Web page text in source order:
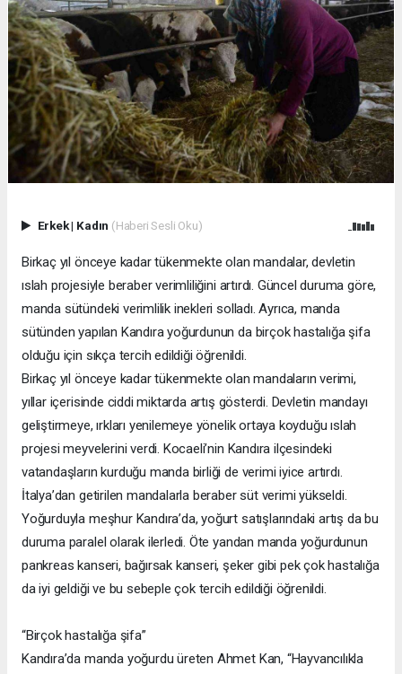
Erkek| Kadın (Haberi Sesli Oku)
Birkaç yıl önceye kadar tükenmekte olan mandalar, devletin
ıslah projesiyle beraber verimliliğini artırdı. Güncel duruma göre,
manda sütündeki verimlilik inekleri solladı. Ayrıca, manda
sütünden yapılan Kandıra yoğurdunun da birçok hastalığa şifa
olduğu için sıkça tercih edildiği öğrenildi.
Birkaç yıl önceye kadar tükenmekte olan mandaların verimi,
yıllar içerisinde ciddi miktarda artış gösterdi. Devletin mandayı
geliştirmeye, ırkları yenilemeye yönelik ortaya koyduğu ıslah
projesi meyvelerini verdi. Kocaeli’nin Kandıra ilçesindeki
vatandaşların kurduğu manda birliği de verimi iyice artırdı.
İtalya’dan getirilen mandalarla beraber süt verimi yükseldi.
Yoğurduyla meşhur Kandıra’da, yoğurt satışlarındaki artış da bu
duruma paralel olarak ilerledi. Öte yandan manda yoğurdunun
pankreas kanseri, bağırsak kanseri, şeker gibi pek çok hastalığa
da iyi geldiği ve bu sebeple çok tercih edildiği öğrenildi.
“Birçok hastalığa şifa”
Kandıra’da manda yoğurdu üreten Ahmet Kan, “Hayvancılıkla